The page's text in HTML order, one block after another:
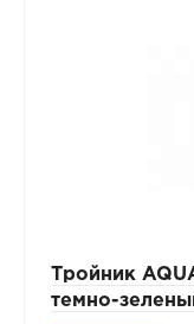
Тройник
темно-